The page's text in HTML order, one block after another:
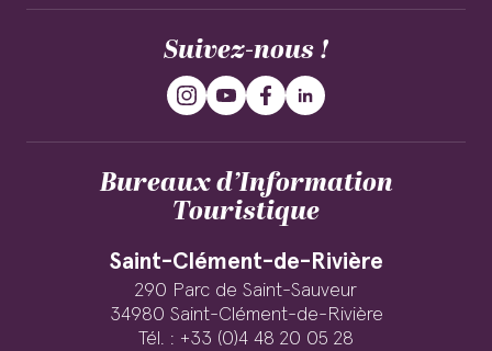
Suivez-nous !
Bureaux d’Information
Touristique
Saint-Clément-de-Rivière
290 Parc de Saint-Sauveur
34980 Saint-Clément-de-Rivière
Tél. : +33 (0)4 48 20 05 28